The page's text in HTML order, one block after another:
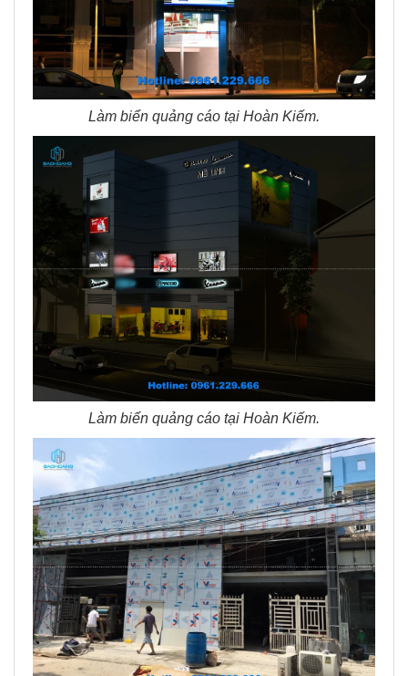
Làm biển quảng cáo tại Hoàn Kiếm.
Làm biển quảng cáo tại Hoàn Kiếm.